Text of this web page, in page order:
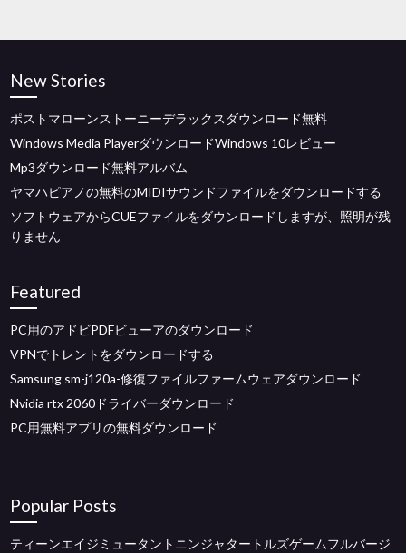
New Stories
ポストマローンストーニーデラックスダウンロード無料
Windows Media PlayerダウンロードWindows 10レビュー
Mp3ダウンロード無料アルバム
ヤマハピアノの無料のMIDIサウンドファイルをダウンロードする
ソフトウェアからCUEファイルをダウンロードしますが、照明が残
りません
Featured
PC用のアドビPDFビューアのダウンロード
VPNでトレントをダウンロードする
Samsung sm-j120a-修復ファイルファームウェアダウンロード
Nvidia rtx 2060ドライバーダウンロード
PC用無料アプリの無料ダウンロード
Popular Posts
ティーンエイジミュータントニンジャタートルズゲームフルバージ